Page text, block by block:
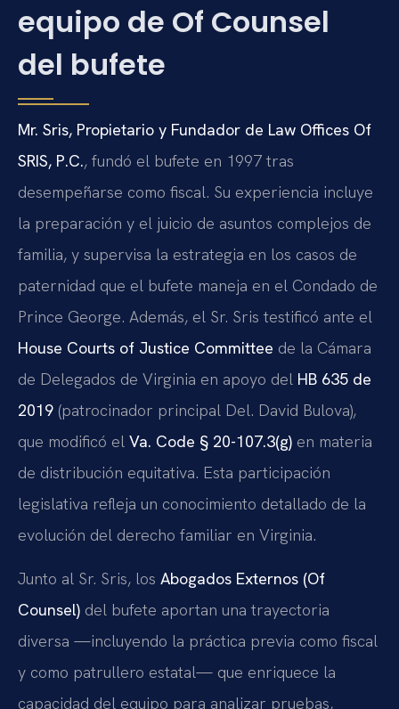
equipo de Of Counsel
del bufete
Mr. Sris, Propietario y Fundador de Law Offices Of
SRIS, P.C., fundó el bufete en 1997 tras
desempeñarse como fiscal. Su experiencia incluye
la preparación y el juicio de asuntos complejos de
familia, y supervisa la estrategia en los casos de
paternidad que el bufete maneja en el Condado de
Prince George. Además, el Sr. Sris testificó ante el
House Courts of Justice Committee de la Cámara
de Delegados de Virginia en apoyo del HB 635 de
2019 (patrocinador principal Del. David Bulova),
que modificó el Va. Code § 20-107.3(g) en materia
de distribución equitativa. Esta participación
legislativa refleja un conocimiento detallado de la
evolución del derecho familiar en Virginia.
Junto al Sr. Sris, los Abogados Externos (Of
Counsel) del bufete aportan una trayectoria
diversa —incluyendo la práctica previa como fiscal
y como patrullero estatal— que enriquece la
capacidad del equipo para analizar pruebas,